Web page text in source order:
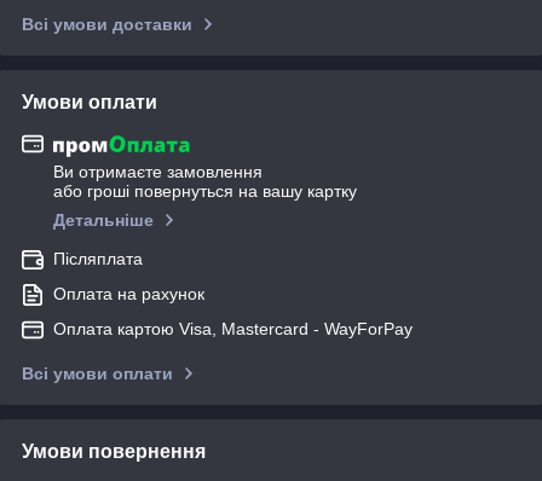
Всі умови доставки
Умови оплати
Ви отримаєте замовлення
або гроші повернуться на вашу картку
Детальніше
Післяплата
Оплата на рахунок
Оплата картою Visa, Mastercard - WayForPay
Всі умови оплати
Умови повернення